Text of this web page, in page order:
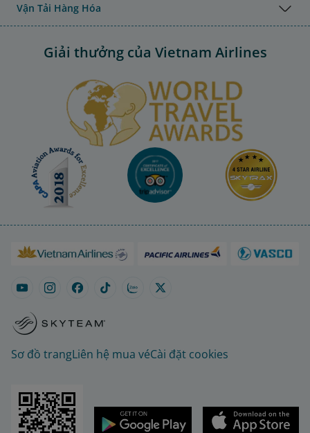
Vận Tải Hàng Hóa
Giải thưởng của Vietnam Airlines
Sơ đồ trangLiên hệ mua véCài đặt cookies